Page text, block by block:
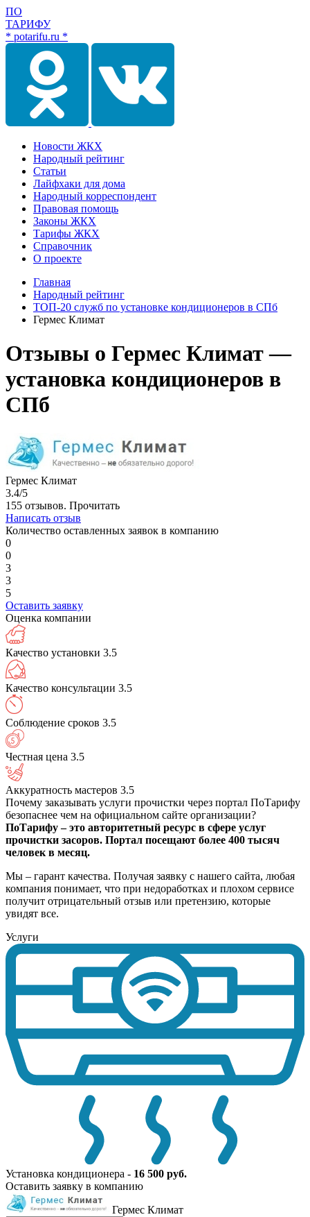
ПО
ТАРИФУ
* potarifu.ru *
Новости ЖКХ
Народный рейтинг
Статьи
Лайфхаки для дома
Народный корреспондент
Правовая помощь
Законы ЖКХ
Тарифы ЖКХ
Справочник
О проекте
Главная
Народный рейтинг
ТОП-20 служб по установке кондиционеров в СПб
Гермес Климат
Отзывы о Гермес Климат —
установка кондиционеров в
СПб
Гермес Климат
3.4/5
155 отзывов. Прочитать
Написать отзыв
Количество оставленных заявок в компанию
0
0
3
3
5
Оставить заявку
Оценка компании
Качество установки 3.5
Качество консультации 3.5
Соблюдение сроков 3.5
Честная цена 3.5
Аккуратность мастеров 3.5
Почему заказывать услуги прочистки через портал ПоТарифу
безопаснее чем на официальном сайте организации?
ПоТарифу – это авторитетный ресурс в сфере услуг
прочистки засоров. Портал посещают более 400 тысяч
человек в месяц.
Мы – гарант качества. Получая заявку с нашего сайта, любая
компания понимает, что при недоработках и плохом сервисе
получит отрицательный отзыв или претензию, которые
увидят все.
Услуги
Установка кондиционера - 16 500 руб.
Оставить заявку в компанию
Гермес Климат